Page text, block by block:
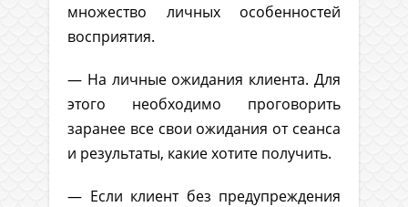
множество личных особенностей
восприятия.
— На личные ожидания клиента. Для
этого необходимо проговорить
заранее все свои ожидания от сеанса
и результаты, какие хотите получить.
— Если клиент без предупреждения